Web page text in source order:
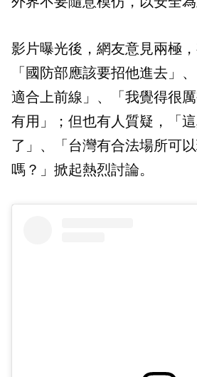
影片曝光後，網友意見兩極
「國防部應該要招他進去」
適合上前線」、「我覺得很
有用」；但也有人質疑，「
了」、「台灣有合法場所可
嗎？」掀起熱烈討論。